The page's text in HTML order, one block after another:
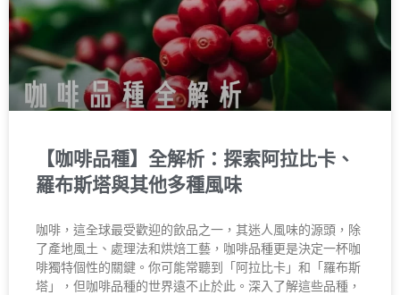
【咖啡品種】全解析：探索阿拉比卡、
羅布斯塔與其他多種風味
咖啡，這全球最受歡迎的飲品之一，其迷人風味的源頭，除
了產地風土、處理法和烘焙工藝，咖啡品種更是決定一杯咖
啡獨特個性的關鍵。你可能常聽到「阿拉比卡」和「羅布斯
塔」，但咖啡品種的世界遠不止於此。深入了解這些品種，